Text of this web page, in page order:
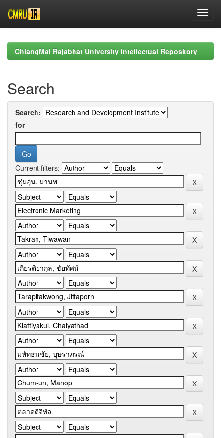
navigationChiangMai Rajabhat University Intellectual Repository
Search
Search:
for
Current filters: